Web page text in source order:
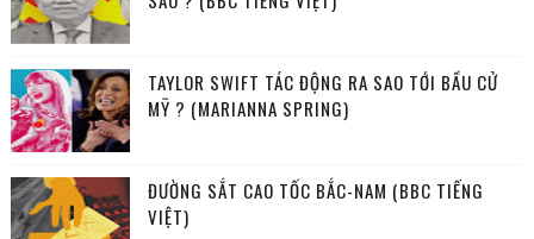
TAYLOR SWIFT TÁC ĐỘNG RA SAO TỚI BẦU CỬ
MỸ ? (MARIANNA SPRING)
ĐƯỜNG SẮT CAO TỐC BẮC-NAM (BBC TIẾNG
VIỆT)